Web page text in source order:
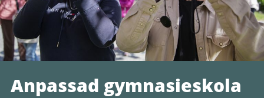
Anpassad gymnasieskola